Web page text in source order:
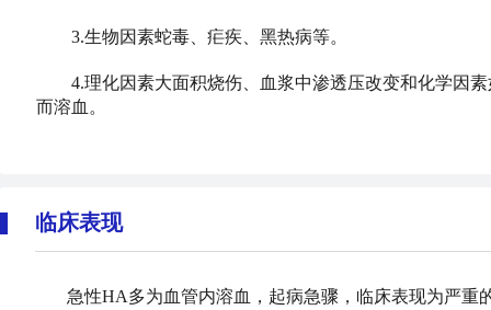
3.生物因素蛇毒、疟疾、黑热病等。
4.理化因素大面积烧伤、血浆中渗透压改变和化学因素
而溶血。
临床表现
急性HA多为血管内溶血，起病急骤，临床表现为严